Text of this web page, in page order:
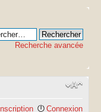
Recherche avancée
Inscription Connexion